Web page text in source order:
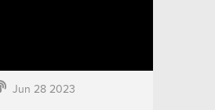
Jun 28 2023